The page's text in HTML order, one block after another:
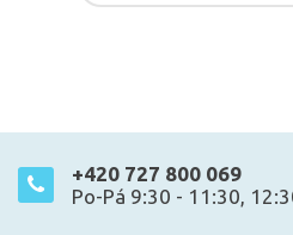
+420 727 800 069
Po-Pá 9:30 - 11:30,